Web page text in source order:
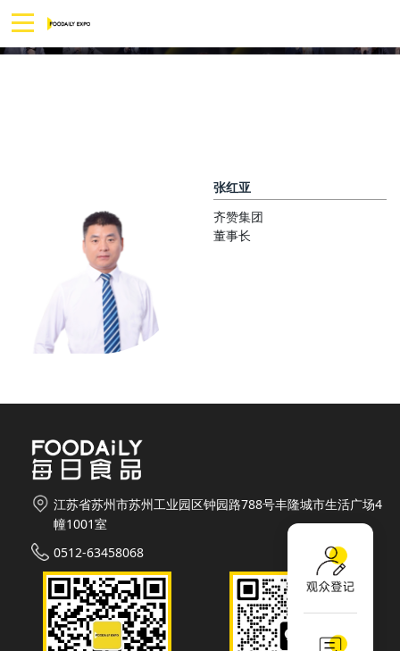
张红亚
齐赞集团
董事长
江苏省苏州市苏州工业园区钟园路788号丰隆城市生活广场4
幢1001室
0512-63458068